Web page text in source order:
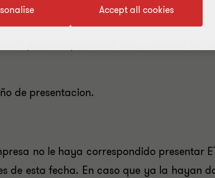
presente para este año, a efectos de
de presentacion.
no le haya correspondido presentar
de esta fecha. En caso que ya la hayan
Accept all cookies